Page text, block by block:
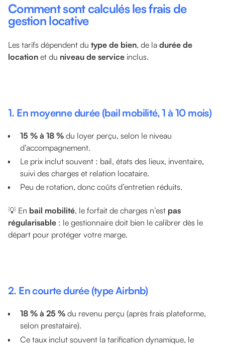
Comment sont calculés les frais de
gestion locative
Les tarifs dépendent du type de bien, de la durée de
location et du niveau de service inclus.
1. En moyenne durée (bail mobilité, 1 à 10 mois)
15 % à 18 % du loyer perçu, selon le niveau
d’accompagnement.
Le prix inclut souvent : bail, états des lieux, inventaire,
suivi des charges et relation locataire.
Peu de rotation, donc coûts d’entretien réduits.
💡 En bail mobilité, le forfait de charges n’est pas
régularisable : le gestionnaire doit bien le calibrer dès le
départ pour protéger votre marge.
2. En courte durée (type Airbnb)
18 % à 25 % du revenu perçu (après frais plateforme,
selon prestataire).
Ce taux inclut souvent la tarification dynamique, le